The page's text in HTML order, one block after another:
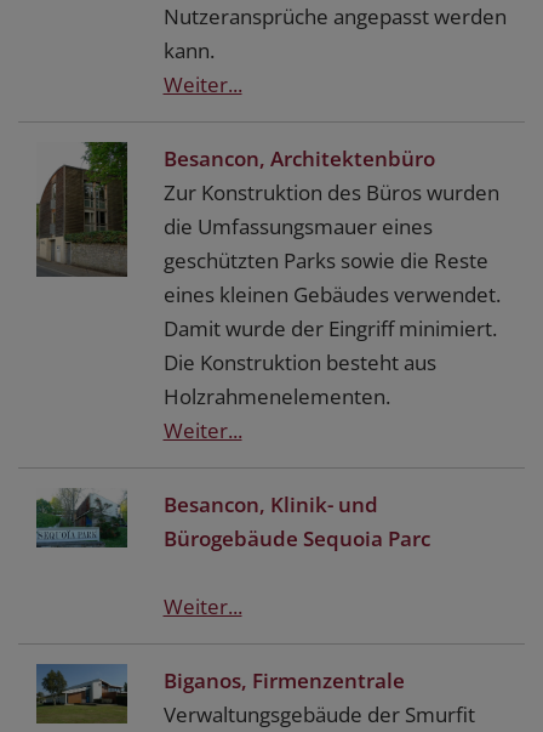
Nutzeransprüche angepasst werden
kann.
Weiter...
Besancon, Architektenbüro
Zur Konstruktion des Büros wurden
die Umfassungsmauer eines
geschützten Parks sowie die Reste
eines kleinen Gebäudes verwendet.
Damit wurde der Eingriff minimiert.
Die Konstruktion besteht aus
Holzrahmenelementen.
Weiter...
Besancon, Klinik- und
Bürogebäude Sequoia Parc
Weiter...
Biganos, Firmenzentrale
Verwaltungsgebäude der Smurfit